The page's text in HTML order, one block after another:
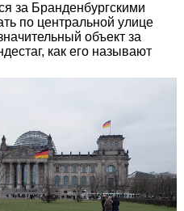
за Бранденбургскими
по центральной улице
объект за
как его называют